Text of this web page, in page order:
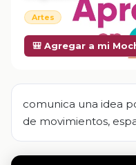
Artes
🎒 Agregar a mi
comunica una idea
de movimientos,